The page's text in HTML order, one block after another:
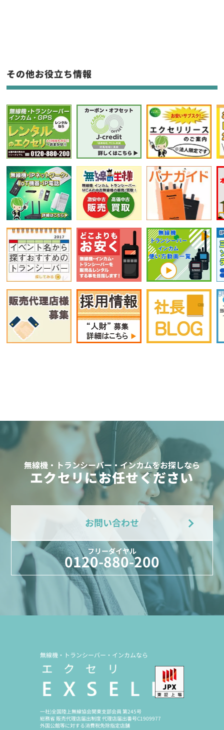
フリーワード入力(製品名等)
選択条件をリセット
その他お役立ち情報
無線機・トランシーバー・インカムをお探しなら
エクセリにお任せください
お問い合わせ
フリーダイヤル
0120-880-200
無線機・トランシーバー・インカムなら
一社)全国陸上無線協会関東支部会員 第245号
総務省 販売代理店届出制度 代理店届出番号C1909977
外国公館等に対する消費税免除指定店舗